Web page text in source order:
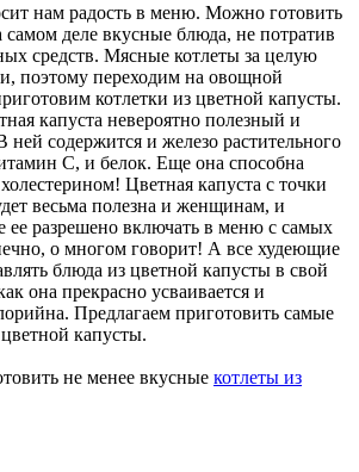
нам радость в меню. Можно готовить
самом деле вкусные блюда, не потратив
средств. Мясные котлеты за целую
поэтому переходим на овощной
котлетки из цветной капусты.
капуста невероятно полезный и
содержится и железо растительного
С, и белок. Еще она способна
Цветная капуста с точки
весьма полезна и женщинам, и
разрешено включать в меню с самых
о многом говорит! А все худеющие
блюда из цветной капусты в свой
она прекрасно усваивается и
Предлагаем приготовить самые
капусты.
не менее вкусные котлеты из